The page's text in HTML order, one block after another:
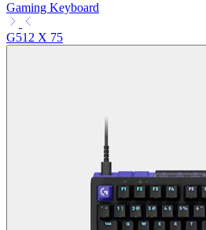
Gaming Keyboard
G512 X 75